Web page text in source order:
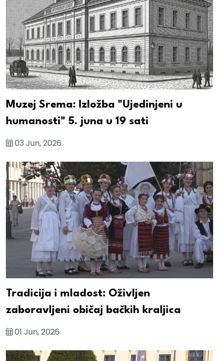
Muzej Srema: Izložba "Ujedinjeni u
humanosti" 5. juna u 19 sati
03 Jun, 2026
Tradicija i mladost: Oživljen
zaboravljeni običaj bačkih kraljica
01 Jun, 2026